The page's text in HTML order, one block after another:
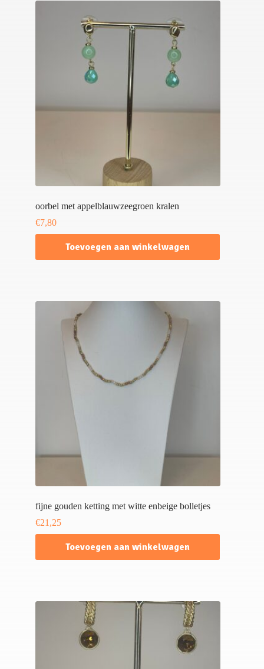
oorbel met appelblauwzeegroen kralen
€7,80
Toevoegen aan winkelwagen
fijne gouden ketting met witte enbeige bolletjes
€21,25
Toevoegen aan winkelwagen